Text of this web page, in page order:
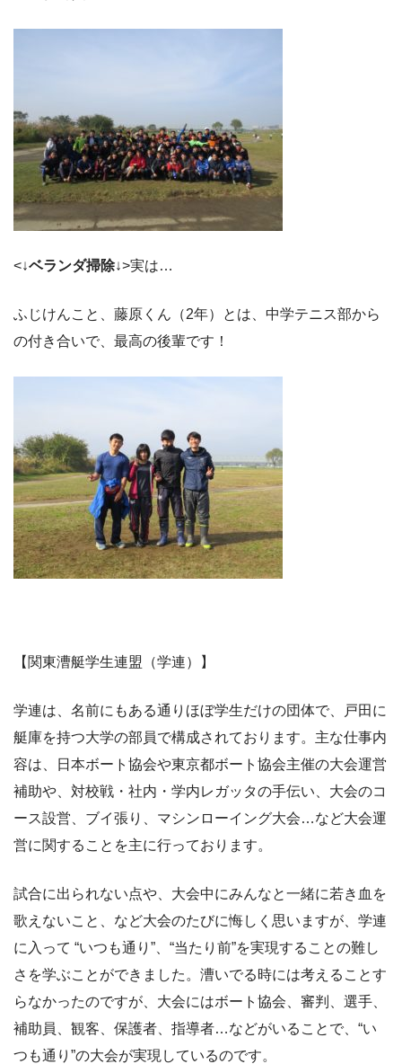
<↓ベランダ掃除↓>実は…
ふじけんこと、藤原くん（2年）とは、中学テニス部から
の付き合いで、最高の後輩です！
【関東漕艇学生連盟（学連）】
学連は、名前にもある通りほぼ学生だけの団体で、戸田に
艇庫を持つ大学の部員で構成されております。主な仕事内
容は、日本ボート協会や東京都ボート協会主催の大会運営
補助や、対校戦・社内・学内レガッタの手伝い、大会のコ
ース設営、ブイ張り、マシンローイング大会…など大会運
営に関することを主に行っております。
試合に出られない点や、大会中にみんなと一緒に若き血を
歌えないこと、など大会のたびに悔しく思いますが、学連
に入って “いつも通り”、“当たり前”を実現することの難し
さを学ぶことができました。漕いでる時には考えることす
らなかったのですが、大会にはボート協会、審判、選手、
補助員、観客、保護者、指導者…などがいることで、“い
つも通り”の大会が実現しているのです。